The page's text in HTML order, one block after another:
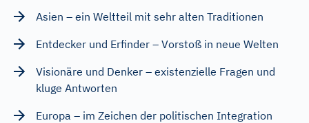
Asien – ein Weltteil mit sehr alten Traditionen
Entdecker und Erfinder – Vorstoß in neue Welten
Visionäre und Denker – existenzielle Fragen und
kluge Antworten
Europa – im Zeichen der politischen Integration